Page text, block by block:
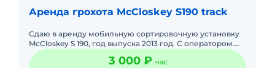
Аренда грохота McCloskey S190 track
Сдаю в аренду мобильную сортировочную установку
McCloskey S 190, год выпуска 2013 год. С оператором.
Долгосрочная аренда. Сейчас свободна. Все условия
обговарив
3 000 ₽ час